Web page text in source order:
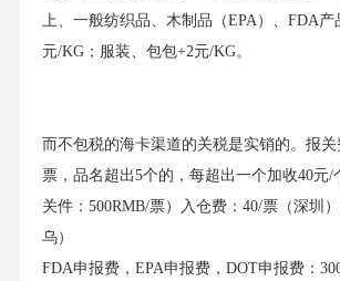
上、一般纺织品、木制品（EPA）、FDA产
元/KG；服装、包包+2元/KG。
而不包税的海卡渠道的关税是实销的。报关
票，品名超出5个的，每超出一个加收40元/
关件：500RMB/票）入仓费：40/票（深圳
乌）
FDA申报费，EPA申报费，DOT申报费：